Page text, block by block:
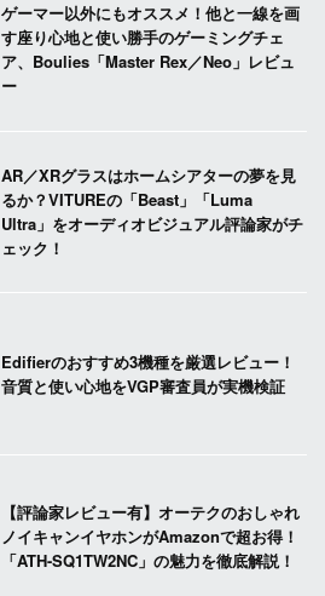
ゲーマー以外にもオススメ！他と一線を画
す座り心地と使い勝手のゲーミングチェ
ア、Boulies「Master Rex／Neo」レビュ
ー
AR／XRグラスはホームシアターの夢を見
るか？VITUREの「Beast」「Luma
Ultra」をオーディオビジュアル評論家がチ
ェック！
Edifierのおすすめ3機種を厳選レビュー！
音質と使い心地をVGP審査員が実機検証
【評論家レビュー有】オーテクのおしゃれ
ノイキャンイヤホンがAmazonで超お得！
「ATH-SQ1TW2NC」の魅力を徹底解説！